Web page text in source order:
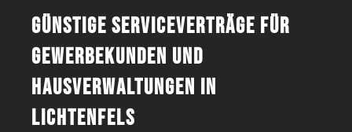
Günstige Serviceverträge für
Gewerbekunden und
Hausverwaltungen in
Lichtenfels